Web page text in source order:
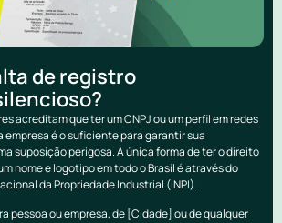
de registro
acreditam que ter um CNPJ ou um perfil em redes
empresa é o suficiente para garantir sua
suposição perigosa. A única forma de ter o direito
nome e logotipo em todo o Brasil é através do
da Propriedade Industrial (INPI).
pessoa ou empresa, de [Cidade] ou de qualquer